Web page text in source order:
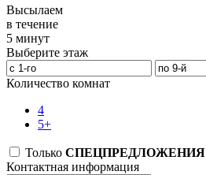
Высылаем
в течение
5 минут
Выберите этаж
Количество комнат
4
5+
Только СПЕЦПРЕДЛОЖЕНИЯ
Контактная информация